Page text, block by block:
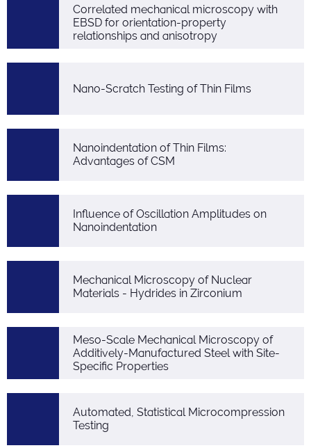
Correlated mechanical microscopy with
EBSD for orientation-property
relationships and anisotropy
Nano-Scratch Testing of Thin Films
Nanoindentation of Thin Films:
Advantages of CSM
Influence of Oscillation Amplitudes on
Nanoindentation
Mechanical Microscopy of Nuclear
Materials - Hydrides in Zirconium
Meso-Scale Mechanical Microscopy of
Additively-Manufactured Steel with Site-
Specific Properties
Automated, Statistical Microcompression
Testing